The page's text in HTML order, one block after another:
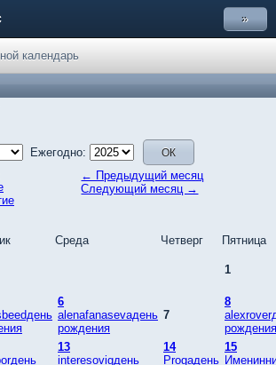
»
календарь
Ежегодно:
← Предыдущий месяц
Следующий месяц →
Среда Четверг Пятница
1
6
alenafanasevaдень
рождения
7
8
рождения
13
interesovigдень
14
Progaдень
15